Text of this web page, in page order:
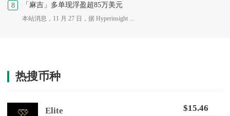
8 「麻吉」多单现浮盈超85万美元
本站消息，11 月 27 日，据 Hyperinsight ...
热搜币种
Elite $15.46